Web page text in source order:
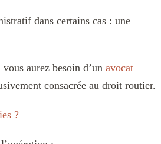
dans certains cas : une
vous aurez besoin d’un avocat
consacrée au droit routier.
?